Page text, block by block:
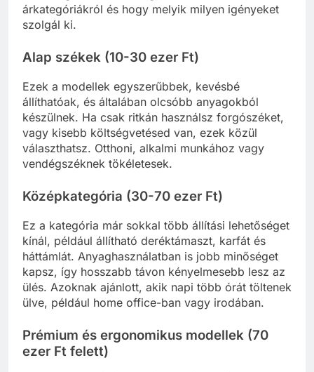
árkategóriákról és hogy melyik milyen igényeket
szolgál ki.
Alap székek (10-30 ezer Ft)
Ezek a modellek egyszerűbbek, kevésbé
állíthatóak, és általában olcsóbb anyagokból
készülnek. Ha csak ritkán használsz forgószéket,
vagy kisebb költségvetésed van, ezek közül
választhatsz. Otthoni, alkalmi munkához vagy
vendégszéknek tökéletesek.
Középkategória (30-70 ezer Ft)
Ez a kategória már sokkal több állítási lehetőséget
kínál, például állítható deréktámaszt, karfát és
háttámlát. Anyaghasználatban is jobb minőséget
kapsz, így hosszabb távon kényelmesebb lesz az
ülés. Azoknak ajánlott, akik napi több órát töltenek
ülve, például home office-ban vagy irodában.
Prémium és ergonomikus modellek (70
ezer Ft felett)